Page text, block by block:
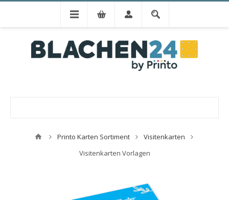
Printo Karten Sortiment
Visitenkarten
Visitenkarten Vorlagen